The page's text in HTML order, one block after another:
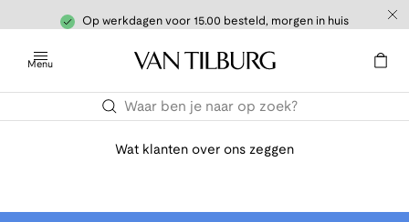
Op werkdagen voor 15.00 besteld, morgen in huis
Menu
Wat klanten over ons zeggen